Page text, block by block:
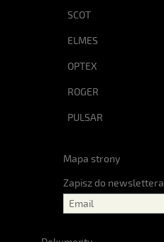
SCOT
ELMES
OPTEX
ROGER
PULSAR
Mapa strony
Zapisz do newslettera